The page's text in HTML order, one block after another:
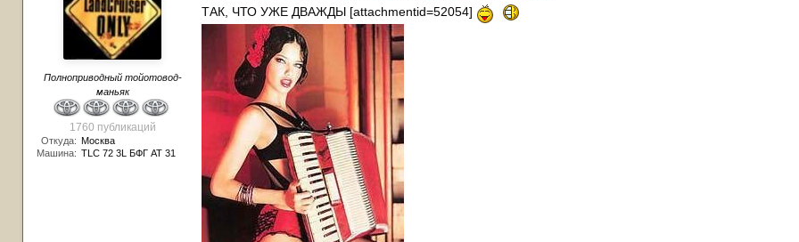
Полноприводный тойотовод-
маньяк
1760 публикаций
Откуда: Москва
Машина: TLC 72 3L БФГ АТ 31
ТАК, ЧТО УЖЕ ДВАЖДЫ [attachmentid=52054]